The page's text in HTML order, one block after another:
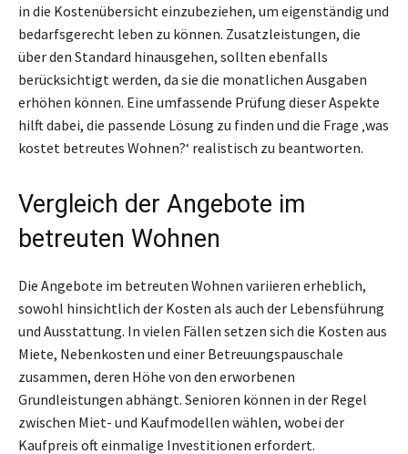
in die Kostenübersicht einzubeziehen, um eigenständig und
bedarfsgerecht leben zu können. Zusatzleistungen, die
über den Standard hinausgehen, sollten ebenfalls
berücksichtigt werden, da sie die monatlichen Ausgaben
erhöhen können. Eine umfassende Prüfung dieser Aspekte
hilft dabei, die passende Lösung zu finden und die Frage ‚was
kostet betreutes Wohnen?‘ realistisch zu beantworten.
Vergleich der Angebote im
betreuten Wohnen
Die Angebote im betreuten Wohnen variieren erheblich,
sowohl hinsichtlich der Kosten als auch der Lebensführung
und Ausstattung. In vielen Fällen setzen sich die Kosten aus
Miete, Nebenkosten und einer Betreuungspauschale
zusammen, deren Höhe von den erworbenen
Grundleistungen abhängt. Senioren können in der Regel
zwischen Miet- und Kaufmodellen wählen, wobei der
Kaufpreis oft einmalige Investitionen erfordert.